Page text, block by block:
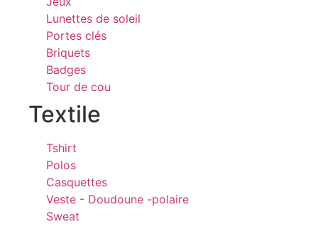
Lunettes de soleil
Portes clés
Briquets
Badges
Tour de cou
Textile
Tshirt
Polos
Casquettes
Veste - Doudoune -polaire
Sweat